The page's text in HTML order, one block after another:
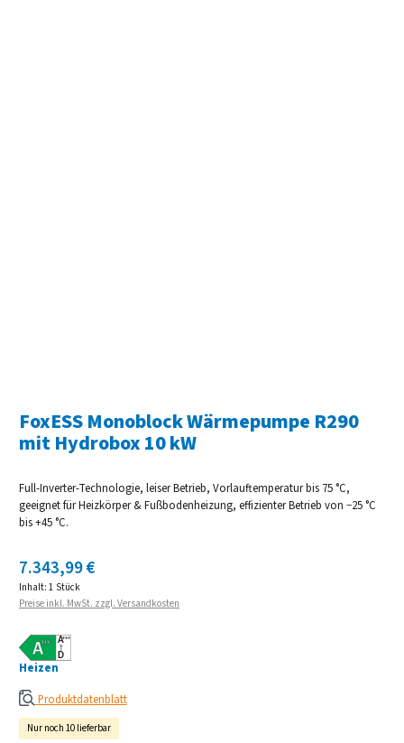
FoxESS Monoblock Wärmepumpe R290
mit Hydrobox 10 kW
Full-Inverter-Technologie, leiser Betrieb, Vorlauftemperatur bis 75 °C,
geeignet für Heizkörper & Fußbodenheizung, effizienter Betrieb von −25 °C
bis +45 °C.
Regulärer Preis:
7.343,99 €
Inhalt: 1 Stück
Preise inkl. MwSt. zzgl. Versandkosten
Heizen
Produktdatenblatt
Nur noch 10 lieferbar